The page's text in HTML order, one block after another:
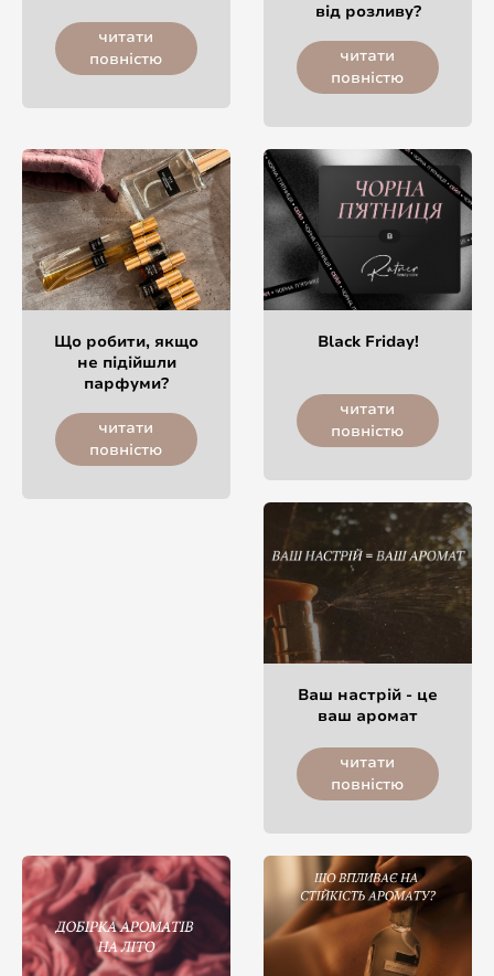
читати
повністю
від розливу?
читати
повністю
Що робити, якщо
не підійшли
парфуми?
читати
повністю
Black Friday!
читати
повністю
Ваш настрій - це
ваш аромат
читати
повністю